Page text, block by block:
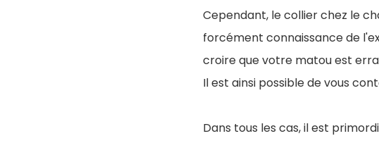
Cependant, le collier chez le
forcément connaissance de
croire que votre matou est
Il est ainsi possible de vous
Dans tous les cas, il est